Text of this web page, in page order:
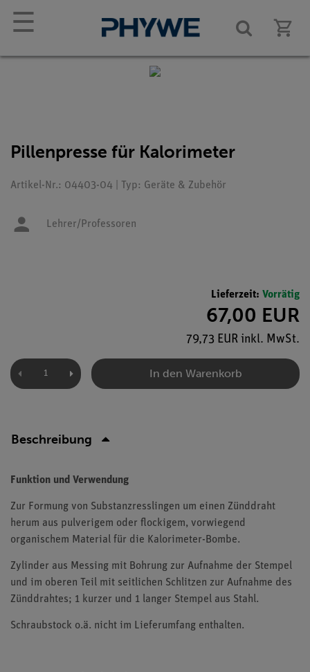
☰
Pillenpresse für Kalorimeter
Artikel-Nr.: 04403-04 | Typ: Geräte & Zubehör
Lehrer/Professoren
Lieferzeit: Vorrätig
67,00 EUR
79,73 EUR inkl. MwSt.
In den Warenkorb
Beschreibung
Funktion und Verwendung
Zur Formung von Substanzresslingen um einen Zünddraht
herum aus pulverigem oder flockigem, vorwiegend
organischem Material für die Kalorimeter-Bombe.
Zylinder aus Messing mit Bohrung zur Aufnahme der Stempel
und im oberen Teil mit seitlichen Schlitzen zur Aufnahme des
Zünddrahtes; 1 kurzer und 1 langer Stempel aus Stahl.
Schraubstock o.ä. nicht im Lieferumfang enthalten.